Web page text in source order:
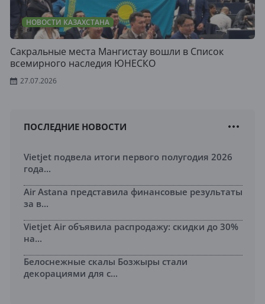
НОВОСТИ КАЗАХСТАНА
Сакральные места Мангистау вошли в Список
всемирного наследия ЮНЕСКО
27.07.2026
ПОСЛЕДНИЕ НОВОСТИ
Vietjet подвела итоги первого полугодия 2026
года...
Air Astana представила финансовые результаты
за в...
Vietjet Air объявила распродажу: скидки до 30%
на...
Белоснежные скалы Бозжыры стали
декорациями для с...